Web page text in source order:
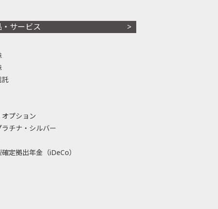
・サービス
託
プション
ラチナ・シルバー
定拠出年金（iDeCo）